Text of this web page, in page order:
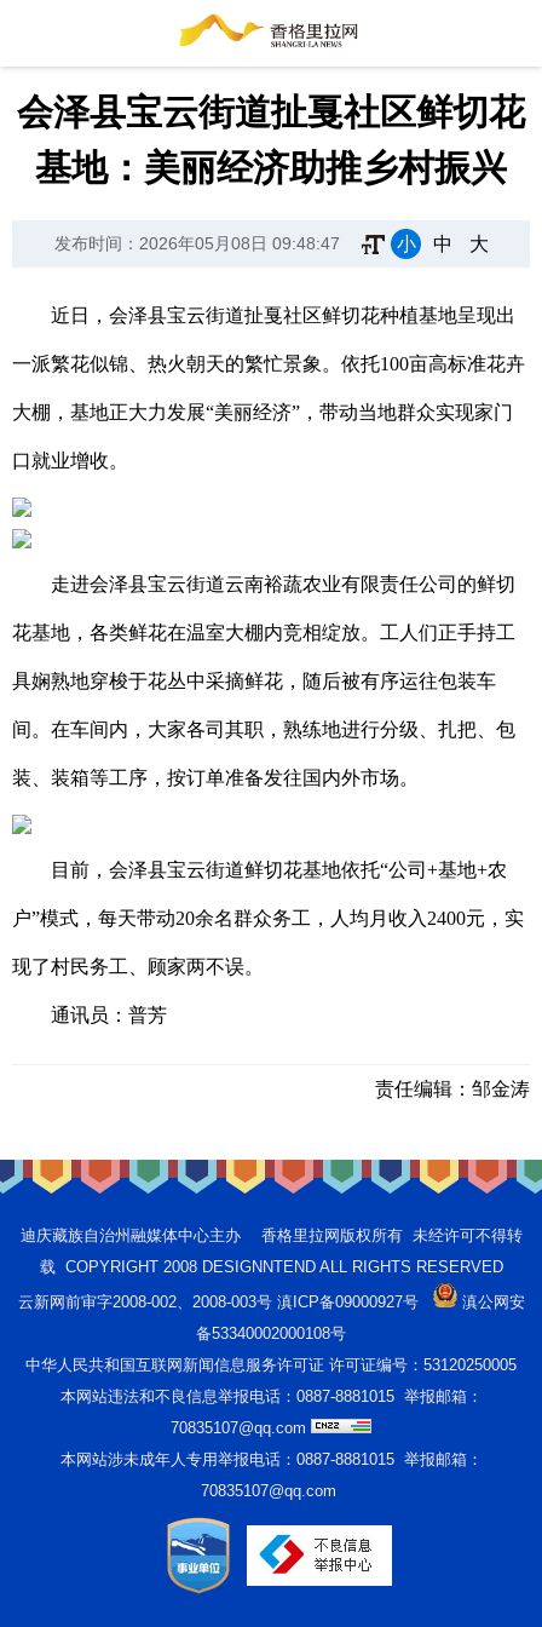
会泽县宝云街道扯戛社区鲜切花
基地：美丽经济助推乡村振兴
发布时间：2026年05月08日 09:48:47 小 中 大
近日，会泽县宝云街道扯戛社区鲜切花种植基地呈现出
一派繁花似锦、热火朝天的繁忙景象。依托100亩高标准花卉
大棚，基地正大力发展“美丽经济”，带动当地群众实现家门
口就业增收。
走进会泽县宝云街道云南裕蔬农业有限责任公司的鲜切
花基地，各类鲜花在温室大棚内竞相绽放。工人们正手持工
具娴熟地穿梭于花丛中采摘鲜花，随后被有序运往包装车
间。在车间内，大家各司其职，熟练地进行分级、扎把、包
装、装箱等工序，按订单准备发往国内外市场。
目前，会泽县宝云街道鲜切花基地依托“公司+基地+农
户”模式，每天带动20余名群众务工，人均月收入2400元，实
现了村民务工、顾家两不误。
通讯员：普芳
责任编辑： 邹金涛
迪庆藏族自治州融媒体中心主办 香格里拉网版权所有 未经许可不得转
载 COPYRIGHT 2008 DESIGNNTEND ALL RIGHTS RESERVED
云新网前审字2008-002、2008-003号 滇ICP备09000927号
滇公网安
备53340002000108号
中华人民共和国互联网新闻信息服务许可证 许可证编号：53120250005
本网站违法和不良信息举报电话：0887-8881015 举报邮箱：
70835107@qq.com
本网站涉未成年人专用举报电话：0887-8881015 举报邮箱：
70835107@qq.com